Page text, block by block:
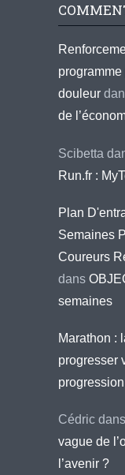
douleur
de
Scibetta
Run.fr :
Plan
Semaines
Coureurs
dans
semaines
Marathon :
progresser
Cédric dans
vague de
l’avenir ?